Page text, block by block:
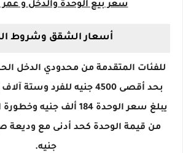
سعر بيع الوحدة والدخل و عمر
أسعار الشقق وشروط
بحد أقصى 4500 جنيه للفرد
جنيه.